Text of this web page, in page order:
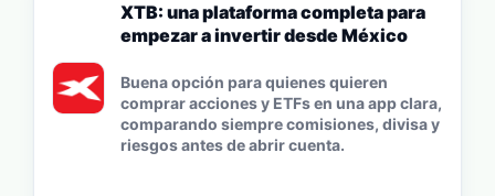
XTB: una plataforma completa para
empezar a invertir desde México
Buena opción para quienes quieren
comprar acciones y ETFs en una app clara,
comparando siempre comisiones, divisa y
riesgos antes de abrir cuenta.